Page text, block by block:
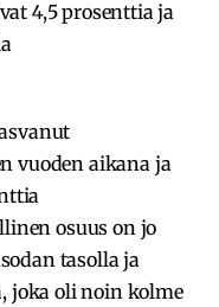
4,5 prosenttia ja
vuoden aikana ja
osuus on jo
tasolla ja
joka oli noin kolme